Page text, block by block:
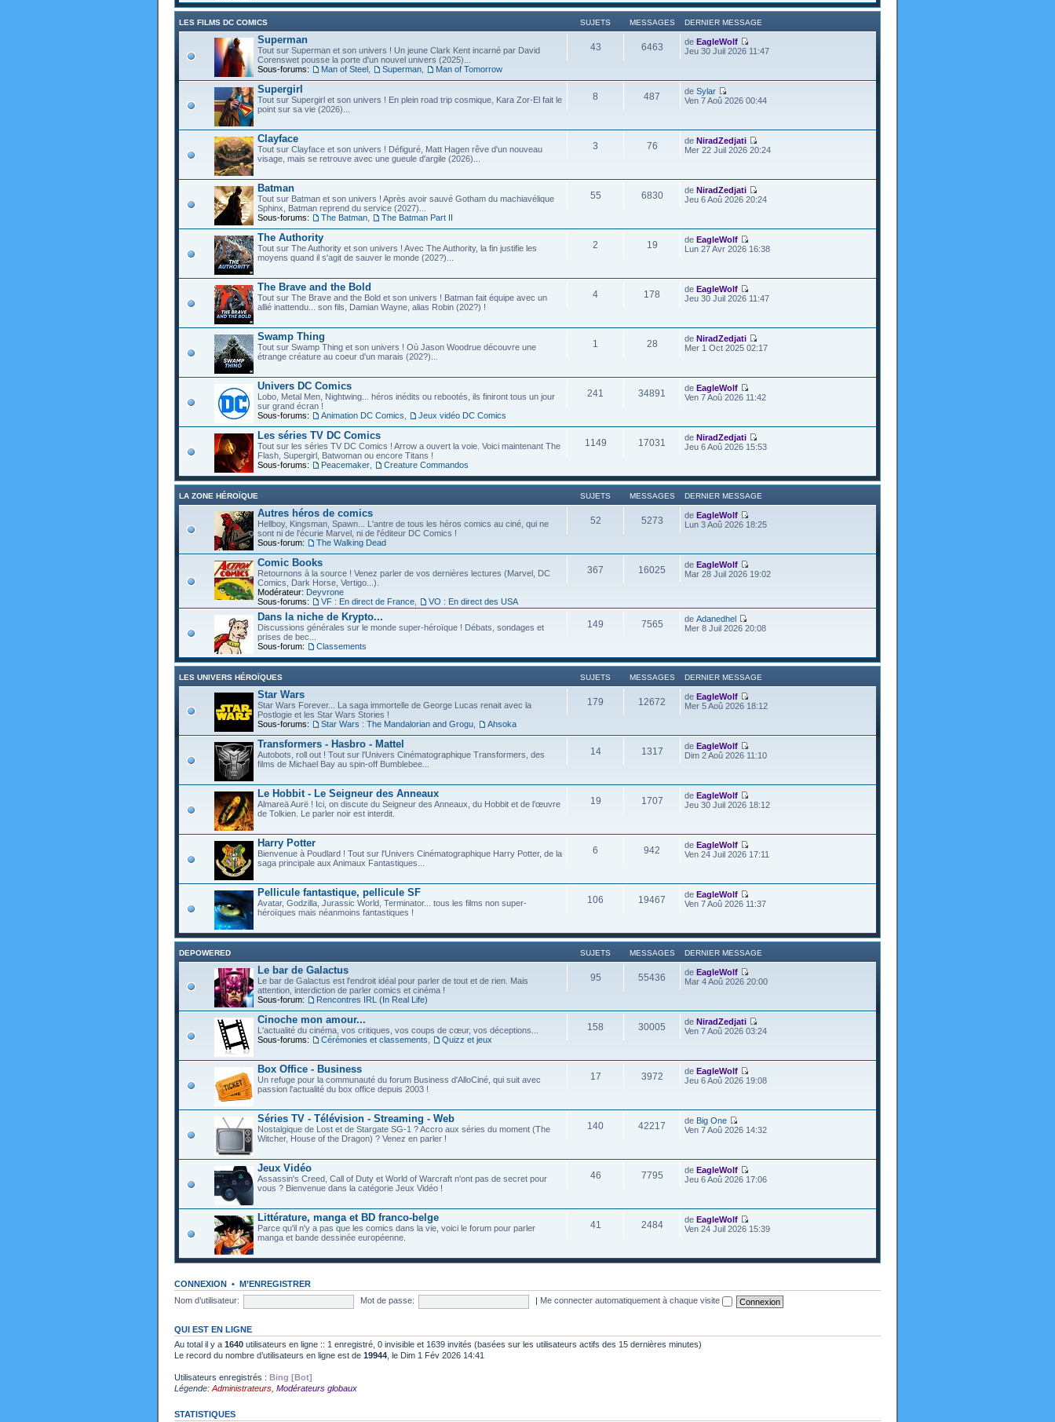
LES FILMS DC COMICS SUJETS MESSAGES DERNIER MESSAGE
Superman
Tout sur Superman et son univers ! Un jeune Clark Kent incarné par David
Corenswet pousse la porte d'un nouvel univers (2025)...
Sous-forums:
Man of Steel Superman Man of Tomorrow
43 6463 deEagleWolf
Jeu 30 Juil 2026 11:47
Supergirl
Tout sur Supergirl et son univers ! En plein road trip cosmique, Kara Zor-El fait le
point sur sa vie (2026)...
8 487 deSylar
Ven 7 Aoû 2026 00:44
Clayface
Tout sur Clayface et son univers ! Défiguré, Matt Hagen rêve d'un nouveau
visage, mais se retrouve avec une gueule d'argile (2026)...
3 76 deNiradZedjati
Mer 22 Juil 2026 20:24
Batman
Tout sur Batman et son univers ! Après avoir sauvé Gotham du machiavélique
Sphinx, Batman reprend du service (2027)...
Sous-forums:
The Batman The Batman Part II
55 6830 deNiradZedjati
Jeu 6 Aoû 2026 20:24
The Authority
Tout sur The Authority et son univers ! Avec The Authority, la fin justifie les
moyens quand il s'agit de sauver le monde (202?)...
2 19 deEagleWolf
Lun 27 Avr 2026 16:38
The Brave and the Bold
Tout sur The Brave and the Bold et son univers ! Batman fait équipe avec un
allié inattendu... son fils, Damian Wayne, alias Robin (202?) !
4 178 deEagleWolf
Jeu 30 Juil 2026 11:47
Swamp Thing
Tout sur Swamp Thing et son univers ! Où Jason Woodrue découvre une
étrange créature au coeur d'un marais (202?)...
1 28 deNiradZedjati
Mer 1 Oct 2025 02:17
Univers DC Comics
Lobo, Metal Men, Nightwing... héros inédits ou rebootés, ils finiront tous un jour
sur grand écran !
Sous-forums:
Animation DC Comics Jeux vidéo DC Comics
241 34891 deEagleWolf
Ven 7 Aoû 2026 11:42
Les séries TV DC Comics
Tout sur les séries TV DC Comics ! Arrow a ouvert la voie. Voici maintenant The
Flash, Supergirl, Batwoman ou encore Titans !
Sous-forums:
Peacemaker Creature Commandos
1149 17031 deNiradZedjati
Jeu 6 Aoû 2026 15:53
LA ZONE HÉROÏQUE SUJETS MESSAGES DERNIER MESSAGE
Autres héros de comics
Hellboy, Kingsman, Spawn... L'antre de tous les héros comics au ciné, qui ne
sont ni de l'écurie Marvel, ni de l'éditeur DC Comics !
Sous-forum:
The Walking Dead
52 5273 deEagleWolf
Lun 3 Aoû 2026 18:25
Comic Books
Retournons à la source ! Venez parler de vos dernières lectures (Marvel, DC
Comics, Dark Horse, Vertigo...).
Modérateur: Deyvrone
Sous-forums:
VF : En direct de France VO : En direct des USA
367 16025 deEagleWolf
Mar 28 Juil 2026 19:02
Dans la niche de Krypto...
Discussions générales sur le monde super-héroïque ! Débats, sondages et
prises de bec...
Sous-forum:
Classements
149 7565 deAdanedhel
Mer 8 Juil 2026 20:08
LES UNIVERS HÉROÏQUES SUJETS MESSAGES DERNIER MESSAGE
Star Wars
Star Wars Forever... La saga immortelle de George Lucas renait avec la
Postlogie et les Star Wars Stories !
Sous-forums:
Star Wars : The Mandalorian and Grogu Ahsoka
179 12672 deEagleWolf
Mer 5 Aoû 2026 18:12
Transformers - Hasbro - Mattel
Autobots, roll out ! Tout sur l'Univers Cinématographique Transformers, des
films de Michael Bay au spin-off Bumblebee...
14 1317 deEagleWolf
Dim 2 Aoû 2026 11:10
Le Hobbit - Le Seigneur des Anneaux
Almareä Aurë ! Ici, on discute du Seigneur des Anneaux, du Hobbit et de l’œuvre
de Tolkien. Le parler noir est interdit.
19 1707 deEagleWolf
Jeu 30 Juil 2026 18:12
Harry Potter
Bienvenue à Poudlard ! Tout sur l'Univers Cinématographique Harry Potter, de la
saga principale aux Animaux Fantastiques...
6 942 deEagleWolf
Ven 24 Juil 2026 17:11
Pellicule fantastique, pellicule SF
Avatar, Godzilla, Jurassic World, Terminator... tous les films non super-
héroïques mais néanmoins fantastiques !
106 19467 deEagleWolf
Ven 7 Aoû 2026 11:37
DEPOWERED SUJETS MESSAGES DERNIER MESSAGE
Le bar de Galactus
Le bar de Galactus est l'endroit idéal pour parler de tout et de rien. Mais
attention, interdiction de parler comics et cinéma !
Sous-forum:
Rencontres IRL (In Real Life)
95 55436 deEagleWolf
Mar 4 Aoû 2026 20:00
Cinoche mon amour...
L'actualité du cinéma, vos critiques, vos coups de cœur, vos déceptions...
Sous-forums:
Cérémonies et classements Quizz et jeux
158 30005 deNiradZedjati
Ven 7 Aoû 2026 03:24
Box Office - Business
Un refuge pour la communauté du forum Business d'AlloCiné, qui suit avec
passion l'actualité du box office depuis 2003 !
17 3972 deEagleWolf
Jeu 6 Aoû 2026 19:08
Séries TV - Télévision - Streaming - Web
Nostalgique de Lost et de Stargate SG-1 ? Accro aux séries du moment (The
Witcher, House of the Dragon) ? Venez en parler !
140 42217 de Big One
Ven 7 Aoû 2026 14:32
Jeux Vidéo
Assassin's Creed, Call of Duty et World of Warcraft n'ont pas de secret pour
vous ? Bienvenue dans la catégorie Jeux Vidéo !
46 7795 deEagleWolf
Jeu 6 Aoû 2026 17:06
Littérature, manga et BD franco-belge
Parce qu'il n'y a pas que les comics dans la vie, voici le forum pour parler
manga et bande dessinée européenne.
41 2484 deEagleWolf
Ven 24 Juil 2026 15:39
CONNEXION • M’ENREGISTRER
Nom d’utilisateur:
Mot de passe: Me connecter automatiquement à chaque visite
QUI EST EN LIGNE
Au total il y a 1640 utilisateurs en ligne :: 1 enregistré, 0 invisible et 1639 invités (basées sur les utilisateurs actifs des 15 dernières minutes)
Le record du nombre d’utilisateurs en ligne est de 19944 , le Dim 1 Fév 2026 14:41
Utilisateurs enregistrés : Bing [Bot]
Légende: Administrateurs Modérateurs globaux
STATISTIQUES